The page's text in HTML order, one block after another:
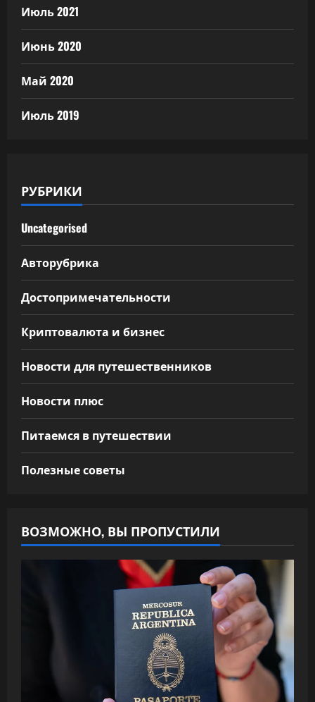
Июль 2021
Июнь 2020
Май 2020
Июль 2019
РУБРИКИ
Uncategorised
Авторубрика
Достопримечательности
Криптовалюта и бизнес
Новости для путешественников
Новости плюс
Питаемся в путешествии
Полезные советы
ВОЗМОЖНО, ВЫ ПРОПУСТИЛИ